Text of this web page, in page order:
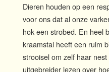
Dieren houden op een
voor ons dat al onze
hok een strobed. En heel
kraamstal heeft een ruim
strooisel om zelf haar
uitgebreider lezen over